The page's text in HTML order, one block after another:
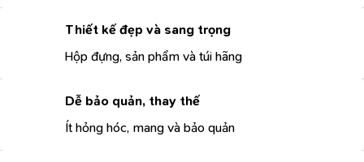
Thiết kế đẹp và sang trọng
Hộp đựng, sản phẩm và túi hãng
Dễ bảo quản, thay thế
Ít hỏng hóc, mang và bảo quản